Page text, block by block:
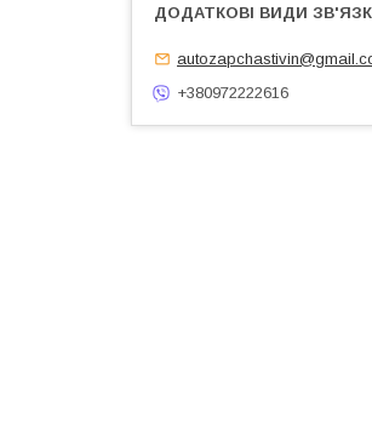
+380972222616